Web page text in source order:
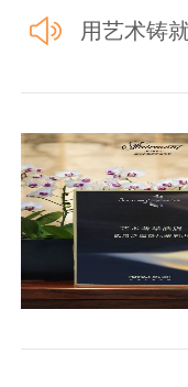
用艺术铸
拆围透绿
智慧重构